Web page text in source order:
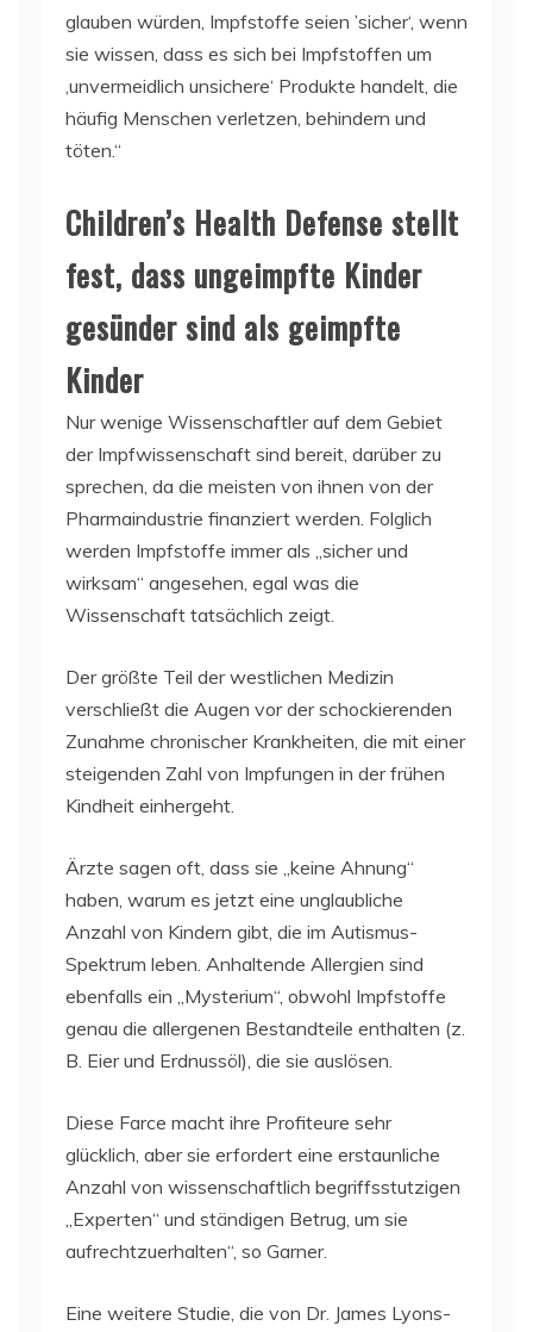
glauben würden, Impfstoffe seien ’sicher‘, wenn
sie wissen, dass es sich bei Impfstoffen um
‚unvermeidlich unsichere‘ Produkte handelt, die
häufig Menschen verletzen, behindern und
töten.“
Children’s Health Defense stellt
fest, dass ungeimpfte Kinder
gesünder sind als geimpfte
Kinder
Nur wenige Wissenschaftler auf dem Gebiet
der Impfwissenschaft sind bereit, darüber zu
sprechen, da die meisten von ihnen von der
Pharmaindustrie finanziert werden. Folglich
werden Impfstoffe immer als „sicher und
wirksam“ angesehen, egal was die
Wissenschaft tatsächlich zeigt.
Der größte Teil der westlichen Medizin
verschließt die Augen vor der schockierenden
Zunahme chronischer Krankheiten, die mit einer
steigenden Zahl von Impfungen in der frühen
Kindheit einhergeht.
Ärzte sagen oft, dass sie „keine Ahnung“
haben, warum es jetzt eine unglaubliche
Anzahl von Kindern gibt, die im Autismus-
Spektrum leben. Anhaltende Allergien sind
ebenfalls ein „Mysterium“, obwohl Impfstoffe
genau die allergenen Bestandteile enthalten (z.
B. Eier und Erdnussöl), die sie auslösen.
Diese Farce macht ihre Profiteure sehr
glücklich, aber sie erfordert eine erstaunliche
Anzahl von wissenschaftlich begriffsstutzigen
„Experten“ und ständigen Betrug, um sie
aufrechtzuerhalten“, so Garner.
Eine weitere Studie, die von Dr. James Lyons-